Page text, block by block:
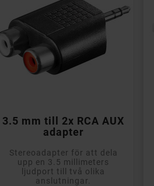
3.5 mm till 2x RCA AUX
adapter
Stereoadapter för att dela
upp en 3.5 millimeters
ljudport till två olika
anslutningar.